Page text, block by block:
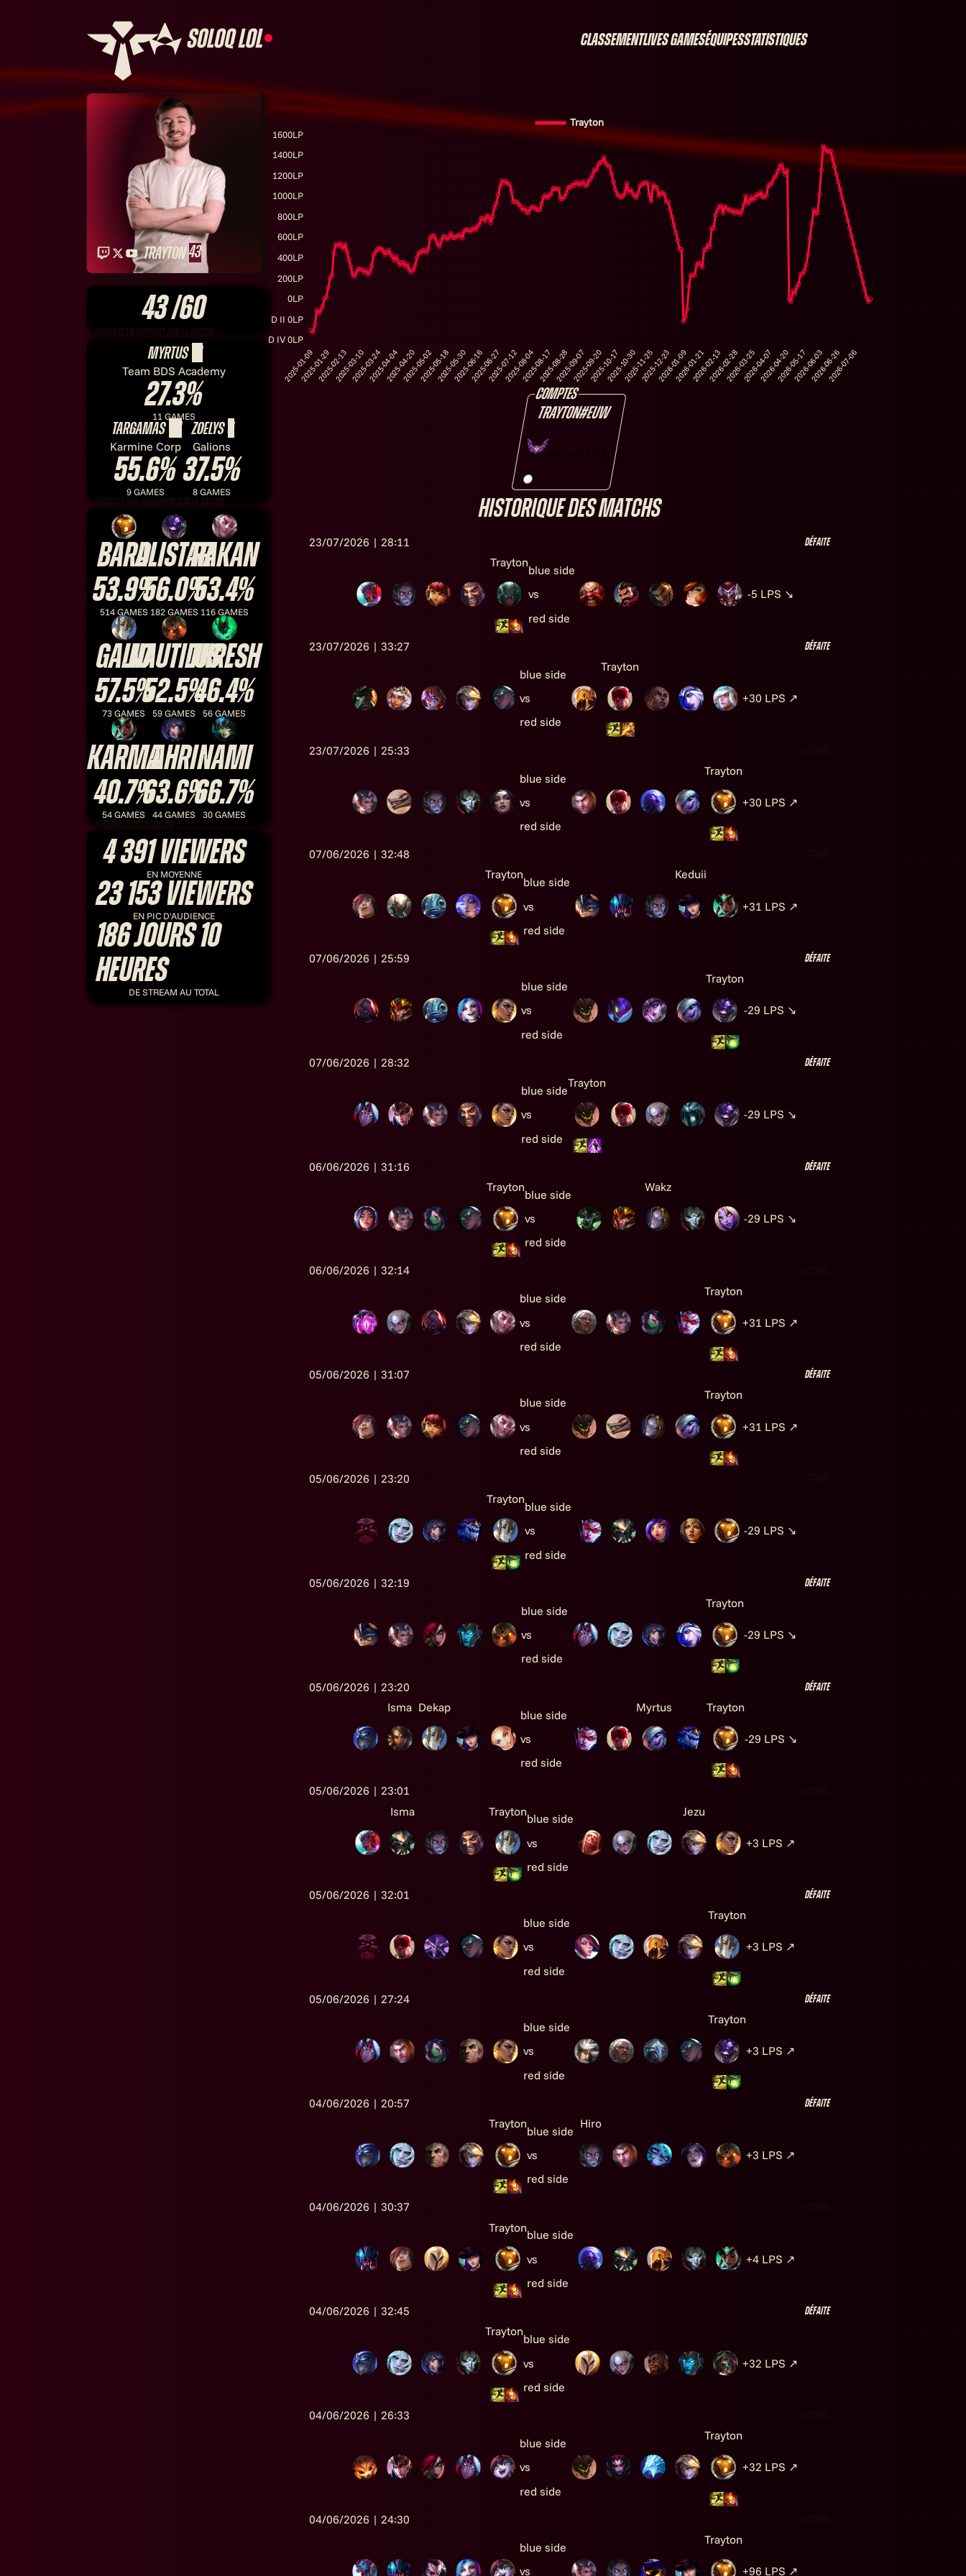
ClassementLives gamesÉquipesStatistiques
Trayton 43
43/60
Myrtus 13
Team BDS Academy
27.3%
11 GAMES
Targamas
Karmine Corp
55.6%
9 GAMES
Zoelys 2
Galions
37.5%
8 GAMES
Bard
53.9%
514 GAMES
Alistar
56.0%
182 GAMES
Rakan
53.4%
116 GAMES
Galio
57.5%
73 GAMES
Nautilus
52.5%
59 GAMES
Thresh
46.4%
56 GAMES
Karma
40.7%
54 GAMES
Ahri
63.6%
44 GAMES
Nami
66.7%
30 GAMES
4 391viewers
EN MOYENNE
23 153viewers
EN PIC D'AUDIENCE
186jours10
heures
DE STREAM AU TOTAL
comptes
TraYtoN#EUW
M — 0 LPS
Historique des matchs
23/07/2026 | 28:11 Défaite
Trayton
blue side
vs
red side
-5 LPS ↘
23/07/2026 | 33:27 Défaite
blue side
vs
red side
Trayton
+30 LPS ↗
23/07/2026 | 25:33
blue side
vs
red side
Trayton
+30 LPS ↗
07/06/2026 | 32:48
Trayton
blue side
vs
red side
Keduii
+31 LPS ↗
07/06/2026 | 25:59 Défaite
blue side
vs
red side
Trayton
-29 LPS ↘
07/06/2026 | 28:32 Défaite
blue side
vs
red side
Trayton
-29 LPS ↘
06/06/2026 | 31:16 Défaite
Trayton
blue side
vs
red side
Wakz
-29 LPS ↘
06/06/2026 | 32:14
blue side
vs
red side
Trayton
+31 LPS ↗
05/06/2026 | 31:07 Défaite
blue side
vs
red side
Trayton
+31 LPS ↗
05/06/2026 | 23:20
Trayton
blue side
vs
red side
-29 LPS ↘
05/06/2026 | 32:19 Défaite
blue side
vs
red side
Trayton
-29 LPS ↘
05/06/2026 | 23:20 Défaite
Isma Dekap
blue side
vs
red side
Myrtus Trayton
-29 LPS ↘
05/06/2026 | 23:01
Isma Trayton
blue side
vs
red side
Jezu
+3 LPS ↗
05/06/2026 | 32:01 Défaite
blue side
vs
red side
Trayton
+3 LPS ↗
05/06/2026 | 27:24 Défaite
blue side
vs
red side
Trayton
+3 LPS ↗
04/06/2026 | 20:57 Défaite
Trayton
blue side
vs
red side
Hiro
+3 LPS ↗
04/06/2026 | 30:37
Trayton
blue side
vs
red side
+4 LPS ↗
04/06/2026 | 32:45 Défaite
Trayton
blue side
vs
red side
+32 LPS ↗
04/06/2026 | 26:33
blue side
vs
red side
Trayton
+32 LPS ↗
04/06/2026 | 24:30
blue side
vs
Trayton
+96 LPS ↗